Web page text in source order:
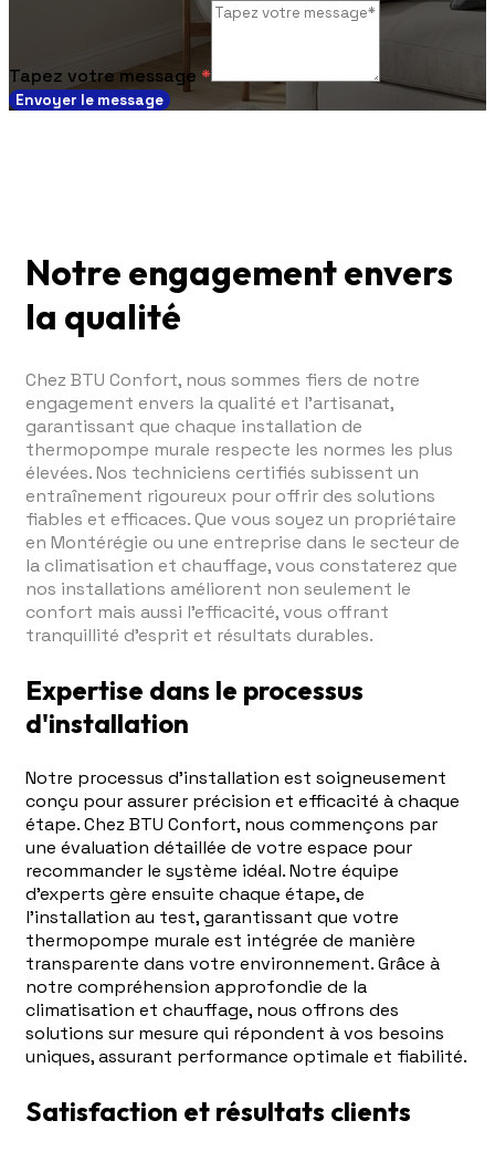
Tapez votre message *
Envoyer le message
Notre engagement envers
la qualité
Chez BTU Confort, nous sommes fiers de notre
engagement envers la qualité et l'artisanat,
garantissant que chaque installation de
thermopompe murale respecte les normes les plus
élevées. Nos techniciens certifiés subissent un
entraînement rigoureux pour offrir des solutions
fiables et efficaces. Que vous soyez un propriétaire
en Montérégie ou une entreprise dans le secteur de
la climatisation et chauffage, vous constaterez que
nos installations améliorent non seulement le
confort mais aussi l'efficacité, vous offrant
tranquillité d'esprit et résultats durables.
Expertise dans le processus
d'installation
Notre processus d'installation est soigneusement
conçu pour assurer précision et efficacité à chaque
étape. Chez BTU Confort, nous commençons par
une évaluation détaillée de votre espace pour
recommander le système idéal. Notre équipe
d'experts gère ensuite chaque étape, de
l'installation au test, garantissant que votre
thermopompe murale est intégrée de manière
transparente dans votre environnement. Grâce à
notre compréhension approfondie de la
climatisation et chauffage, nous offrons des
solutions sur mesure qui répondent à vos besoins
uniques, assurant performance optimale et fiabilité.
Satisfaction et résultats clients